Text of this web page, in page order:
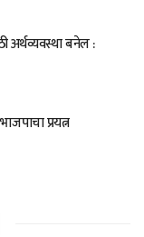
अर्थव्यवस्था बनेल :
प्रयत्न